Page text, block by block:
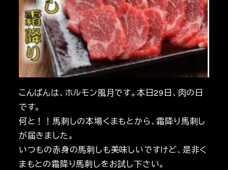
こんばんは、ホルモン風月です。本日29日、肉の日
です。
何と！！馬刺しの本場くまもとから、霜降り馬刺し
が届きました。
いつもの赤身の馬刺しも美味しいですけど、是非く
まもとの霜降り馬刺しをお試し下さい。